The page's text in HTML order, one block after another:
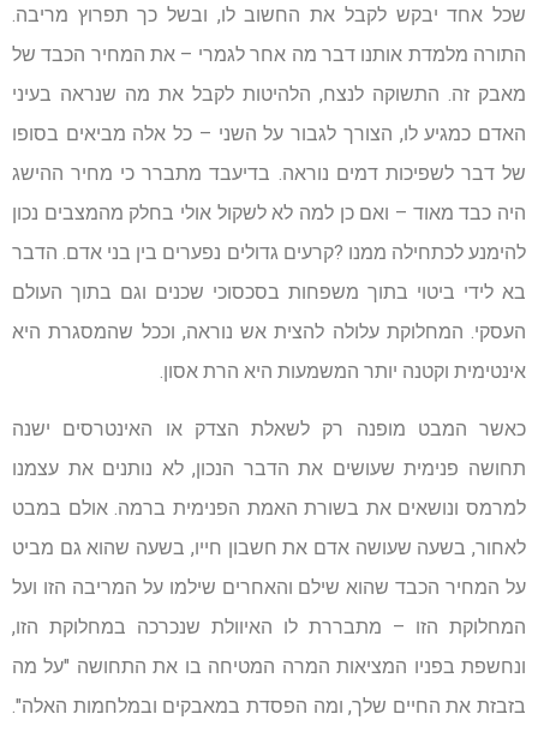
שכל אחד יבקש לקבל את החשוב לו, ובשל כך תפרוץ מריבה.
התורה מלמדת אותנו דבר מה אחר לגמרי – את המחיר הכבד של
מאבק זה. התשוקה לנצח, הלהיטות לקבל את מה שנראה בעיני
האדם כמגיע לו, הצורך לגבור על השני – כל אלה מביאים בסופו
של דבר לשפיכות דמים נוראה. בדיעבד מתברר כי מחיר ההישג
היה כבד מאוד – ואם כן למה לא לשקול אולי בחלק מהמצבים נכון
להימנע לכתחילה ממנו ?קרעים גדולים נפערים בין בני אדם. הדבר
בא לידי ביטוי בתוך משפחות בסכסוכי שכנים וגם בתוך העולם
העסקי. המחלוקת עלולה להצית אש נוראה, וככל שהמסגרת היא
אינטימית וקטנה יותר המשמעות היא הרת אסון.
כאשר המבט מופנה רק לשאלת הצדק או האינטרסים ישנה
תחושה פנימית שעושים את הדבר הנכון, לא נותנים את עצמנו
למרמס ונושאים את בשורת האמת הפנימית ברמה. אולם במבט
לאחור, בשעה שעושה אדם את חשבון חייו, בשעה שהוא גם מביט
על המחיר הכבד שהוא שילם והאחרים שילמו על המריבה הזו ועל
המחלוקת הזו – מתבררת לו האיוולת שנכרכה במחלוקת הזו,
ונחשפת בפניו המציאות המרה המטיחה בו את התחושה "על מה
בזבזת את החיים שלך, ומה הפסדת במאבקים ובמלחמות האלה".